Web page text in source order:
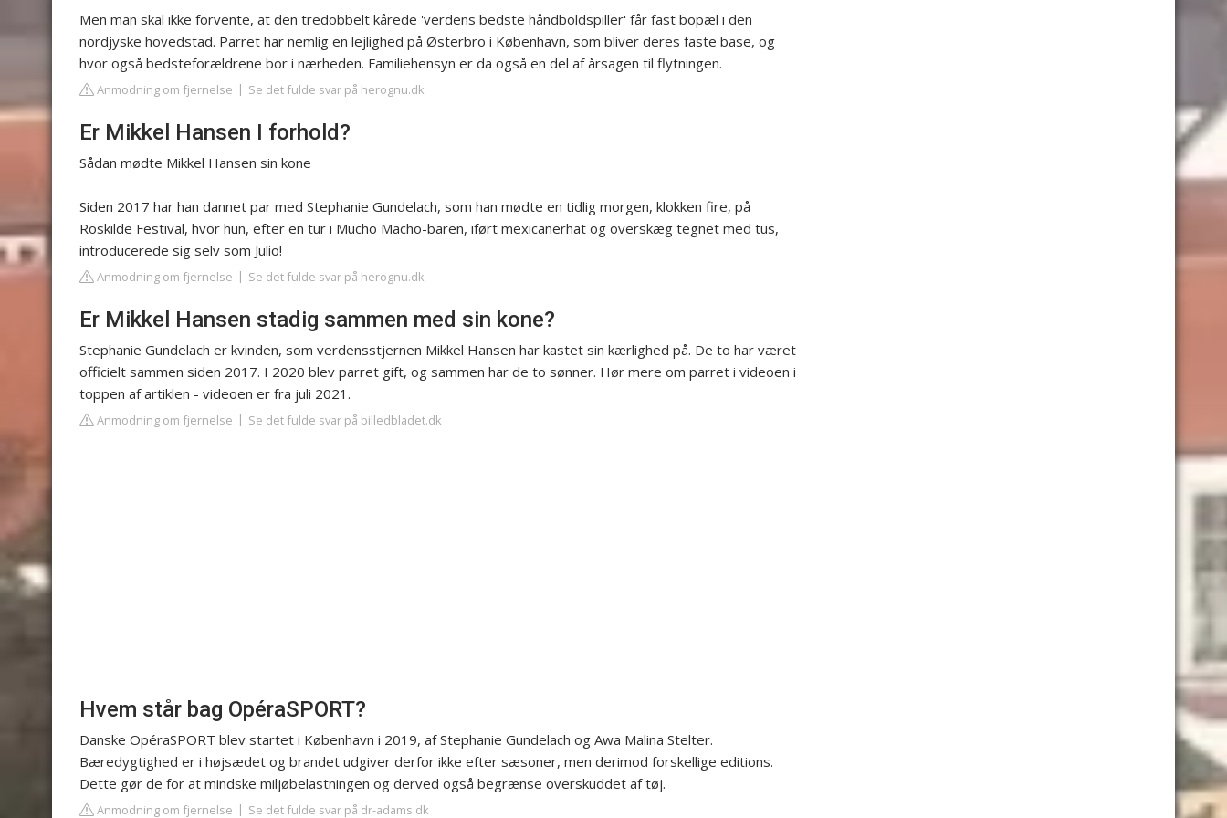
Men man skal ikke forvente, at den tredobbelt kårede 'verdens bedste håndboldspiller' får fast bopæl i den
nordjyske hovedstad. Parret har nemlig en lejlighed på Østerbro i København, som bliver deres faste base, og
hvor også bedsteforældrene bor i nærheden. Familiehensyn er da også en del af årsagen til flytningen.
Anmodning om fjernelse Se det fulde svar på herognu.dk
Er Mikkel Hansen I forhold?
Sådan mødte Mikkel Hansen sin kone
Siden 2017 har han dannet par med Stephanie Gundelach, som han mødte en tidlig morgen, klokken fire, på
Roskilde Festival, hvor hun, efter en tur i Mucho Macho-baren, iført mexicanerhat og overskæg tegnet med tus,
introducerede sig selv som Julio!
Anmodning om fjernelse Se det fulde svar på herognu.dk
Er Mikkel Hansen stadig sammen med sin kone?
Stephanie Gundelach er kvinden, som verdensstjernen Mikkel Hansen har kastet sin kærlighed på. De to har været
officielt sammen siden 2017. I 2020 blev parret gift, og sammen har de to sønner. Hør mere om parret i videoen i
toppen af artiklen - videoen er fra juli 2021.
Anmodning om fjernelse Se det fulde svar på billedbladet.dk
Hvem står bag OpéraSPORT?
Danske OpéraSPORT blev startet i København i 2019, af Stephanie Gundelach og Awa Malina Stelter.
Bæredygtighed er i højsædet og brandet udgiver derfor ikke efter sæsoner, men derimod forskellige editions.
Dette gør de for at mindske miljøbelastningen og derved også begrænse overskuddet af tøj.
Anmodning om fjernelse Se det fulde svar på dr-adams.dk